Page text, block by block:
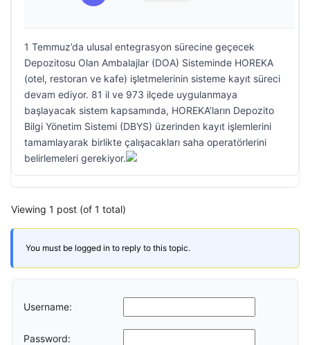
1 Temmuz’da ulusal entegrasyon sürecine geçecek
Depozitosu Olan Ambalajlar (DOA) Sisteminde HOREKA
(otel, restoran ve kafe) işletmelerinin sisteme kayıt süreci
devam ediyor. 81 il ve 973 ilçede uygulanmaya
başlayacak sistem kapsamında, HOREKA’ların Depozito
Bilgi Yönetim Sistemi (DBYS) üzerinden kayıt işlemlerini
tamamlayarak birlikte çalışacakları saha operatörlerini
belirlemeleri gerekiyor.
Viewing 1 post (of 1 total)
You must be logged in to reply to this topic.
Username:
Password: